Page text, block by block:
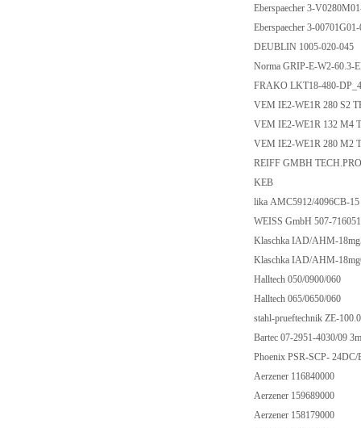
Eberspaecher 3-
Eberspaecher 3-
DEUBLIN 1005-020-045
Norma GRIP-E-W2-
FRAKO LKT18-480-
VEM IE2-WE1R 280 S2
VEM IE2-WE1R 132 M4
VEM IE2-WE1R 280 M2
REIFF GMBH
KEB
lika AMC5912/4096CB-
WEISS GmbH 507-
Klaschka IAD/AHM-
Klaschka IAD/AHM-
Halltech 050/0900/060
Halltech 065/0650/060
stahl-prueftechnik ZE-
Bartec 07-2951-4030/09
Phoenix PSR-SCP-
Aerzener 116840000
Aerzener 159689000
Aerzener 158179000